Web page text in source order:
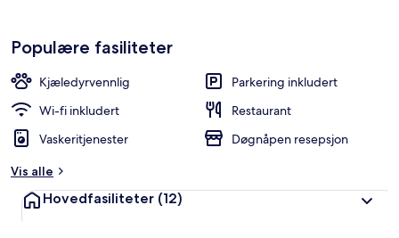
Populære fasiliteter
Kjæledyrvennlig
Parkering inkludert
Wi-fi inkludert
Restaurant
Vaskeritjenester
Døgnåpen resepsjon
Vis alle
Hovedfasiliteter (12)